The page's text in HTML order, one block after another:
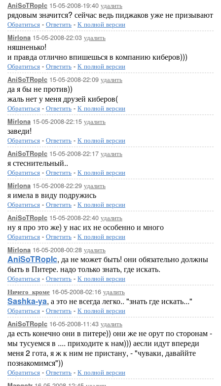
AniSoTRopIc 15-05-2008-19:40 удалить
рядовым значится? сейчас ведь пиджаков уже не призывают
Обратиться - Ответить - К полной версии
Mirlona 15-05-2008-22:03 удалить
няшненько!
и правда отлично впишешься в компанию киберов)))
Обратиться - Ответить - К полной версии
AniSoTRopIc 15-05-2008-22:09 удалить
да я бы не против))
жаль нет у меня друзей киберов(
Обратиться - Ответить - К полной версии
Mirlona 15-05-2008-22:15 удалить
заведи!
Обратиться - Ответить - К полной версии
AniSoTRopIc 15-05-2008-22:17 удалить
я стеснительный..
Обратиться - Ответить - К полной версии
Mirlona 15-05-2008-22:29 удалить
я имела в виду подружись
Обратиться - Ответить - К полной версии
AniSoTRopIc 15-05-2008-22:40 удалить
ну я про это же) у нас их не особенно и много
Обратиться - Ответить - К полной версии
Mirlona 16-05-2008-00:28 удалить
AniSoTRopIc, да не может быть! они обязательно должны
быть в Питере. надо только знать, где искать.
Обратиться - Ответить - К полной версии
Ничего_кроме 16-05-2008-02:16 удалить
Sashka-ya, а это не всегда легко.. "знать где искать..."
Обратиться - Ответить - К полной версии
AniSoTRopIc 16-05-2008-11:43 удалить
да есть конечно они в питере)) они же не орут по сторонам -
мы тусуемся в .... приходите к нам))) аесли идут впереди
меня 2 гота, я ж к ним не пристану, - "чуваки, даваййте
познакомимся"))
Обратиться - Ответить - К полной версии